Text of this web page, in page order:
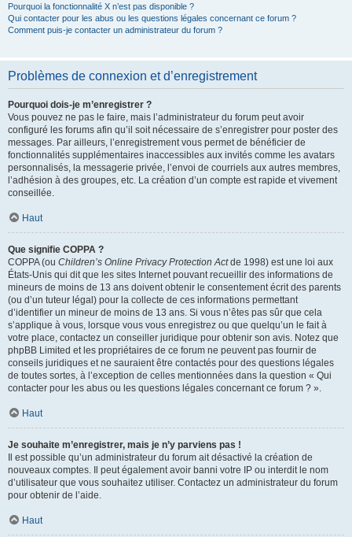
Pourquoi la fonctionnalité X n’est pas disponible ?
Qui contacter pour les abus ou les questions légales concernant ce forum ?
Comment puis-je contacter un administrateur du forum ?
Problèmes de connexion et d’enregistrement
Pourquoi dois-je m’enregistrer ?
Vous pouvez ne pas le faire, mais l’administrateur du forum peut avoir
configuré les forums afin qu’il soit nécessaire de s’enregistrer pour poster des
messages. Par ailleurs, l’enregistrement vous permet de bénéficier de
fonctionnalités supplémentaires inaccessibles aux invités comme les avatars
personnalisés, la messagerie privée, l’envoi de courriels aux autres membres,
l’adhésion à des groupes, etc. La création d’un compte est rapide et vivement
conseillée.
Haut
Que signifie COPPA ?
COPPA (ou Children’s Online Privacy Protection Actde 1998) est une loi aux
États-Unis qui dit que les sites Internet pouvant recueillir des informations de
mineurs de moins de 13 ans doivent obtenir le consentement écrit des parents
(ou d’un tuteur légal) pour la collecte de ces informations permettant
d’identifier un mineur de moins de 13 ans. Si vous n’êtes pas sûr que cela
s’applique à vous, lorsque vous vous enregistrez ou que quelqu’un le fait à
votre place, contactez un conseiller juridique pour obtenir son avis. Notez que
phpBB Limited et les propriétaires de ce forum ne peuvent pas fournir de
conseils juridiques et ne sauraient être contactés pour des questions légales
de toutes sortes, à l’exception de celles mentionnées dans la question « Qui
contacter pour les abus ou les questions légales concernant ce forum ? ».
Haut
Je souhaite m’enregistrer, mais je n’y parviens pas !
Il est possible qu’un administrateur du forum ait désactivé la création de
nouveaux comptes. Il peut également avoir banni votre IP ou interdit le nom
d’utilisateur que vous souhaitez utiliser. Contactez un administrateur du forum
pour obtenir de l’aide.
Haut